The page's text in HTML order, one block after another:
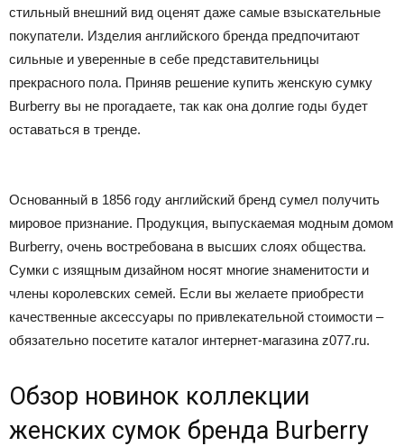
стильный внешний вид оценят даже самые взыскательные
покупатели. Изделия английского бренда предпочитают
сильные и уверенные в себе представительницы
прекрасного пола. Приняв решение купить женскую сумку
Burberry вы не прогадаете, так как она долгие годы будет
оставаться в тренде.
Основанный в 1856 году английский бренд сумел получить
мировое признание. Продукция, выпускаемая модным домом
Burberry, очень востребована в высших слоях общества.
Сумки с изящным дизайном носят многие знаменитости и
члены королевских семей. Если вы желаете приобрести
качественные аксессуары по привлекательной стоимости –
обязательно посетите каталог интернет-магазина z077.ru.
Обзор новинок коллекции
женских сумок бренда Burberry